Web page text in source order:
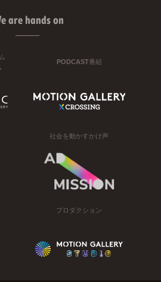
are hands on
PODCAST番組
社会を動かすかけ声
プロダクション